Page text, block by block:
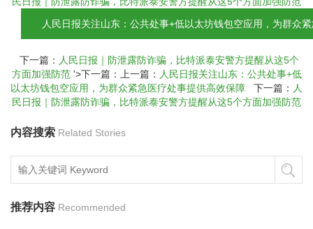
人民日报关注山东：公共处事+低以太坊钱包空应用，为群众
下一篇： 人民日报｜防泄露防诈骗，比特派泰安警方提醒从这5个
方面加强防范'>下一篇：上一篇： 人民日报关注山东：公共处事+低
以太坊钱包空应用，为群众紧急医疗处事提供高效保障 下一篇： 人
民日报｜防泄露防诈骗，比特派泰安警方提醒从这5个方面加强防范
内容搜索 Related Stories
推荐内容 Recommended